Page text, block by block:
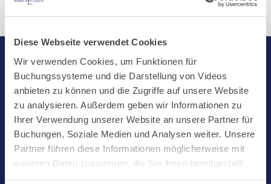
Diese Webseite verwendet Cookies
Wir verwenden Cookies, um Funktionen für
Buchungssysteme und die Darstellung von Videos
anbieten zu können und die Zugriffe auf unsere Website
zu analysieren. Außerdem geben wir Informationen zu
Ihrer Verwendung unserer Website an unsere Partner für
Buchungen, Soziale Medien und Analysen weiter. Unsere
Partner führen diese Informationen möglicherweise mit
weiteren Daten zusammen, die Sie ihnen bereitgestellt
Start
Aktuelles
Kloster
Klosterbetriebe
Spenden